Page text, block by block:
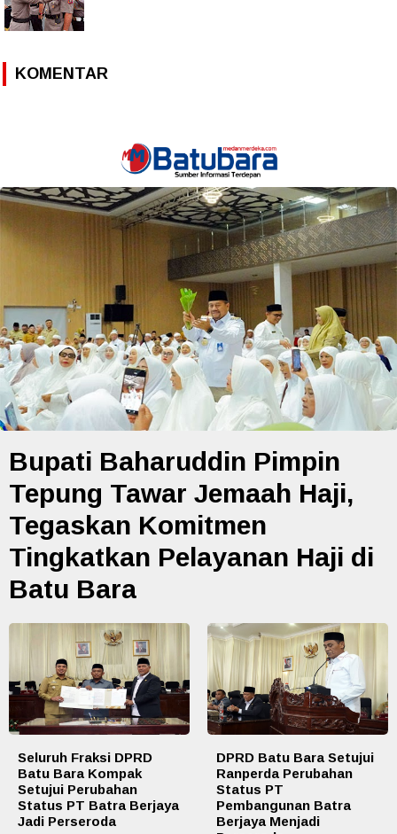
KOMENTAR
Bupati Baharuddin Pimpin
Tepung Tawar Jemaah Haji,
Tegaskan Komitmen
Tingkatkan Pelayanan Haji di
Batu Bara
Seluruh Fraksi DPRD
Batu Bara Kompak
Setujui Perubahan
Status PT Batra Berjaya
Jadi Perseroda
DPRD Batu Bara Setujui
Ranperda Perubahan
Status PT
Pembangunan Batra
Berjaya Menjadi